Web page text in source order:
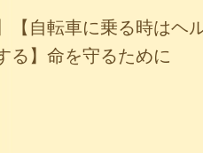
【自転車に乗る時はヘ
る】命を守るために